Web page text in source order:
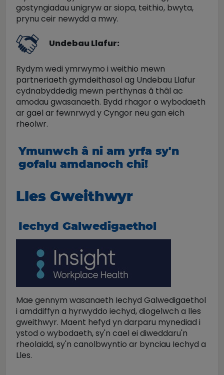
gostyngiadau unigryw ar siopa, teithio, bwyta,
prynu ceir newydd a mwy.
Undebau Llafur:
Rydym wedi ymrwymo i weithio mewn
partneriaeth gymdeithasol ag Undebau Llafur
cydnabyddedig mewn perthynas â thâl ac
amodau gwasanaeth. Bydd rhagor o wybodaeth
ar gael ar fewnrwyd y Cyngor neu gan eich
rheolwr.
Ymunwch â ni am yrfa sy'n
gofalu amdanoch chi!
Lles Gweithwyr
Iechyd Galwedigaethol
Mae gennym wasanaeth Iechyd Galwedigaethol
i amddiffyn a hyrwyddo iechyd, diogelwch a lles
gweithwyr. Maent hefyd yn darparu mynediad i
ystod o wybodaeth, sy'n cael ei diweddaru'n
rheolaidd, sy'n canolbwyntio ar bynciau Iechyd a
Lles.